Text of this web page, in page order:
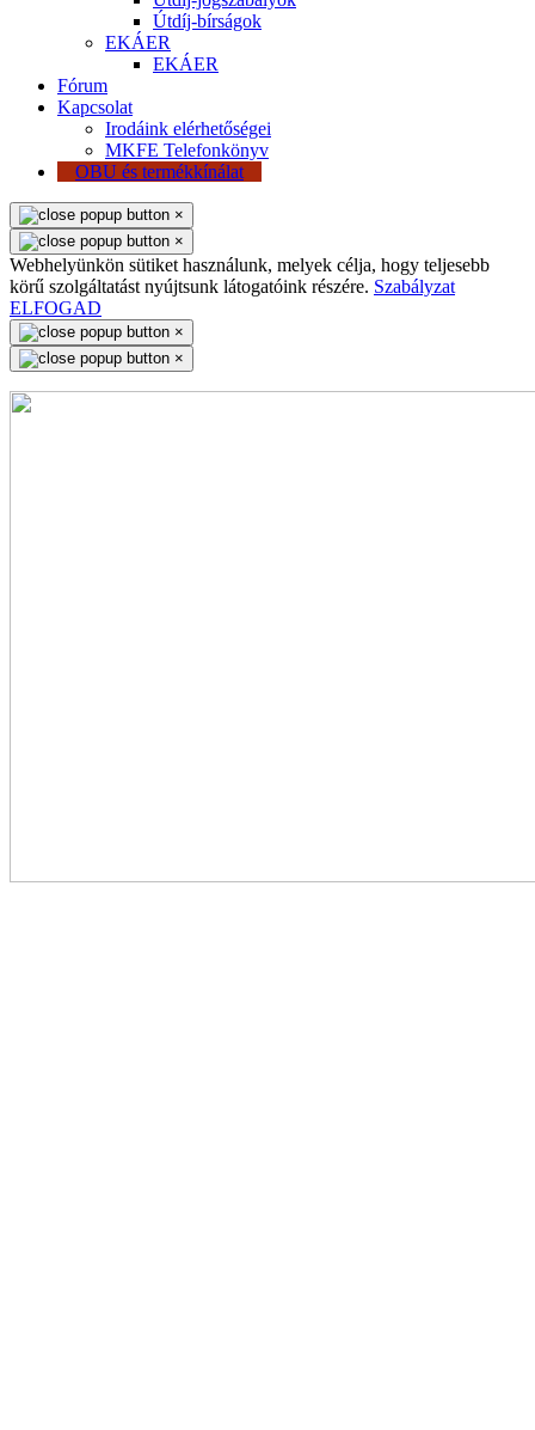
Útdíj-bírságok
EKÁER
EKÁER
Fórum
Kapcsolat
Irodáink elérhetőségei
MKFE Telefonkönyv
OBU és termékkínálat
×
×
Webhelyünkön sütiket használunk, melyek célja, hogy teljesebb
körű szolgáltatást nyújtsunk látogatóink részére. Szabályzat
ELFOGAD
×
×